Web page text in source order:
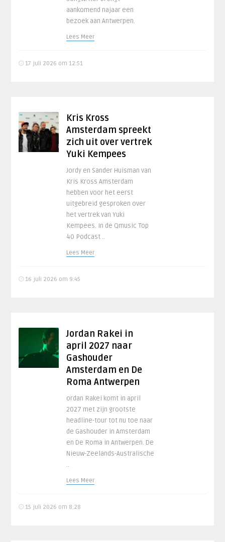
aankomend najaar een
bezoek aan Antwerpen.
Lees Meer
17 juli 2026 om 12:51
Kris Kross
Amsterdam spreekt
zich uit over vertrek
Yuki Kempees
Jordy en Sander Huisman van
Kris Kross Amsterdam
hebben voor het eerst
uitgebreid gesproken over
het vertrek van Yuki
Kempees. In de Qmusic Top
40 Podcast ..
Lees Meer
16 juli 2026 om 9:45
Jordan Rakei in
april 2027 naar
Gashouder
Amsterdam en De
Roma Antwerpen
ordan Rakei komt in april
2027 met zijn grootste
headline-tour tot nu toe naar
de Gashouder in Amsterdam
en De Roma in Antwerpen. De
Nieuw-Zeelands-Australische
..
Lees Meer
15 juli 2026 om 8:28